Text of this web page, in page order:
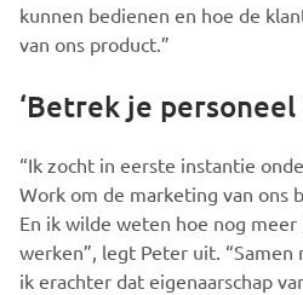
kunnen bedienen en hoe de
van ons product.”
‘Betrek je
“Ik zocht in eerste instantie
Work om de marketing van
En ik wilde weten hoe nog
werken”, legt Peter uit.
ik erachter dat eigenaarschap